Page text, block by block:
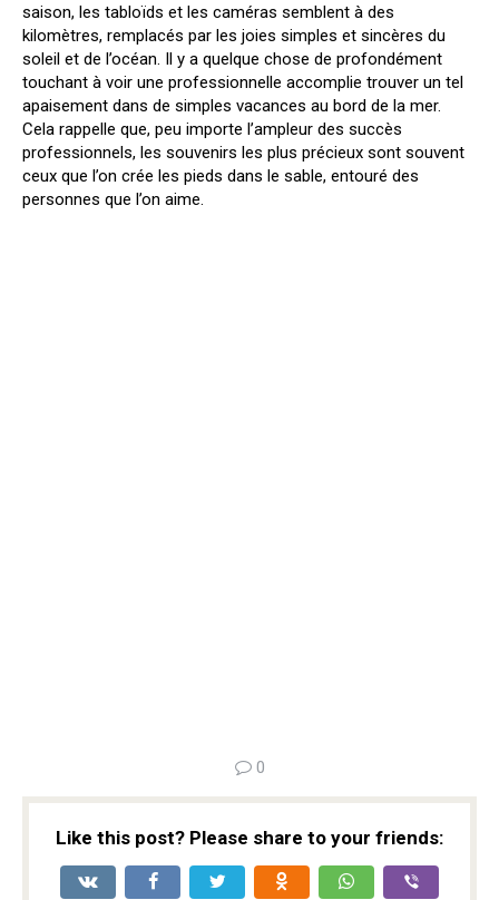
saison, les tabloïds et les caméras semblent à des
kilomètres, remplacés par les joies simples et sincères du
soleil et de l’océan. Il y a quelque chose de profondément
touchant à voir une professionnelle accomplie trouver un tel
apaisement dans de simples vacances au bord de la mer.
Cela rappelle que, peu importe l’ampleur des succès
professionnels, les souvenirs les plus précieux sont souvent
ceux que l’on crée les pieds dans le sable, entouré des
personnes que l’on aime.
0
Like this post? Please share to your friends: